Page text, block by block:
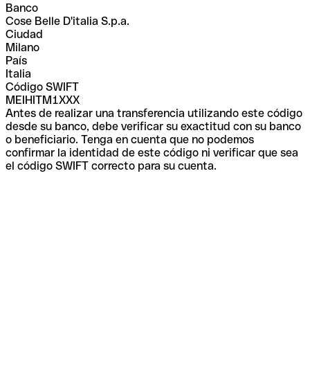
Banco
Cose Belle D'italia S.p.a.
Ciudad
Milano
País
Italia
Código SWIFT
MEIHITM1XXX
Antes de realizar una transferencia utilizando este código
desde su banco, debe verificar su exactitud con su banco
o beneficiario. Tenga en cuenta que no podemos
confirmar la identidad de este código ni verificar que sea
el código SWIFT correcto para su cuenta.